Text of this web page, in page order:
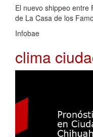
El nuevo shippeo entre
de La Casa de los
Infobae
clima